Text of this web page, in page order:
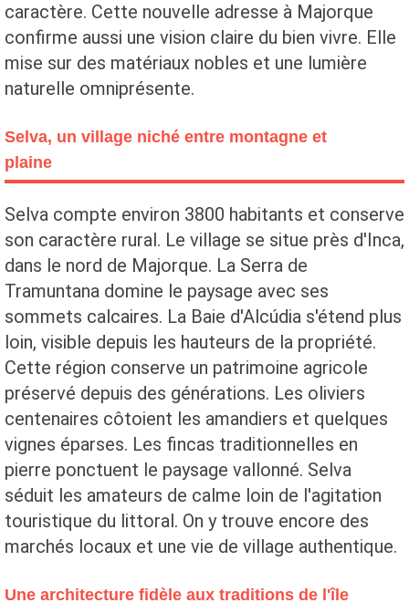
caractère. Cette nouvelle adresse à Majorque
confirme aussi une vision claire du bien vivre. Elle
mise sur des matériaux nobles et une lumière
naturelle omniprésente.
Selva, un village niché entre montagne et
plaine
Selva compte environ 3800 habitants et conserve
son caractère rural. Le village se situe près d'Inca,
dans le nord de Majorque. La Serra de
Tramuntana domine le paysage avec ses
sommets calcaires. La Baie d'Alcúdia s'étend plus
loin, visible depuis les hauteurs de la propriété.
Cette région conserve un patrimoine agricole
préservé depuis des générations. Les oliviers
centenaires côtoient les amandiers et quelques
vignes éparses. Les fincas traditionnelles en
pierre ponctuent le paysage vallonné. Selva
séduit les amateurs de calme loin de l'agitation
touristique du littoral. On y trouve encore des
marchés locaux et une vie de village authentique.
Une architecture fidèle aux traditions de l'île